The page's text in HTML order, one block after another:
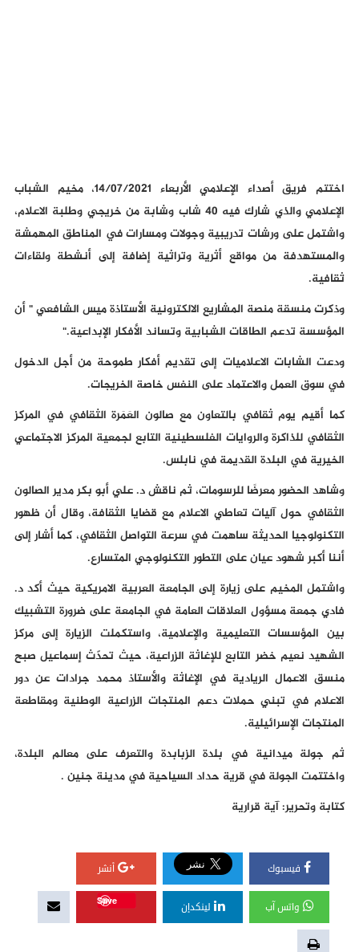
اختتم فريق أصداء الإعلامي الأربعاء 14/07/2021، مخيم الشباب
الإعلامي والذي شارك فيه 40 شاب وشابة من خريجي وطلبة الاعلام،
واشتمل على ورشات تدريبية وجولات ومسارات في المناطق المهمشة
والمستهدفة من مواقع أثرية وتراثية إضافة إلى أنشطة ولقاءات
ثقافية.
وذكرت منسقة منصة المشاريع الالكترونية الأستاذة ميس الشافعي " أن
المؤسسة تدعم الطاقات الشبابية وتساند الأفكار الإبداعية."
ودعت الشابات الاعلاميات إلى تقديم أفكار طموحة من أجل الدخول
في سوق العمل والاعتماد على النفس خاصة الخريجات.
كما أقيم يوم ثقافي بالتعاون مع صالون العَمَرة الثقافي في المركز
الثقافي للذاكرة والروايات الفلسطينية التابع لجمعية المركز الاجتماعي
الخيرية في البلدة القديمة في نابلس.
وشاهد الحضور معرضًا للرسومات، ثم ناقش د. علي أبو بكر مدير الصالون
الثقافي حول آليات تعاطي الاعلام مع قضايا الثقافة، وقال أن ظهور
التكنولوجيا الحديثة ساهمت في سرعة التواصل الثقافي، كما أشار إلى
أننا أكبر شهود عيان على التطور التكنولوجي المتسارع.
واشتمل المخيم على زيارة إلى الجامعة العربية الامريكية حيث أكد د.
فادي جمعة مسؤول العلاقات العامة في الجامعة على ضرورة التشبيك
بين المؤسسات التعليمية والإعلامية، واستكملت الزيارة إلى مركز
الشهيد نعيم خضر التابع للإغاثة الزراعية، حيث تحدّث إسماعيل صبح
منسق الاعمال الريادية في الإغاثة والأستاذ محمد جرادات عن دور
الاعلام في تبني حملات دعم المنتجات الزراعية الوطنية ومقاطعة
المنتجات الإسرائيلية.
ثم جولة ميدانية في بلدة الزبابدة والتعرف على معالم البلدة،
واختتمت الجولة في قرية حداد السياحية في مدينة جنين .
كتابة وتحرير: آية قرارية
فيسبوك أنشر
واتس آب لينكدإن
Save